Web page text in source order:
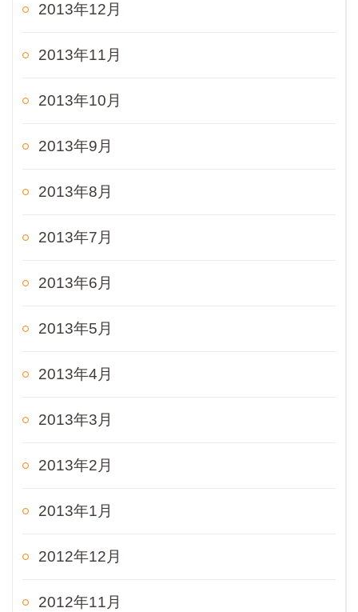
2013年12月
2013年11月
2013年10月
2013年9月
2013年8月
2013年7月
2013年6月
2013年5月
2013年4月
2013年3月
2013年2月
2013年1月
2012年12月
2012年11月